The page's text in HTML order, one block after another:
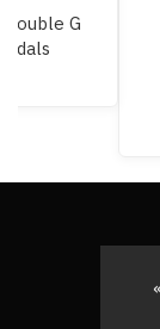
Double G